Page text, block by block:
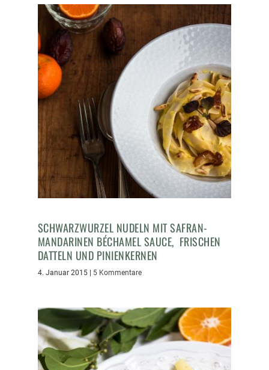
SCHWARZWURZEL NUDELN MIT SAFRAN-
MANDARINEN BÉCHAMEL SAUCE, FRISCHEN
DATTELN UND PINIENKERNEN
4. Januar 2015| 5 Kommentare